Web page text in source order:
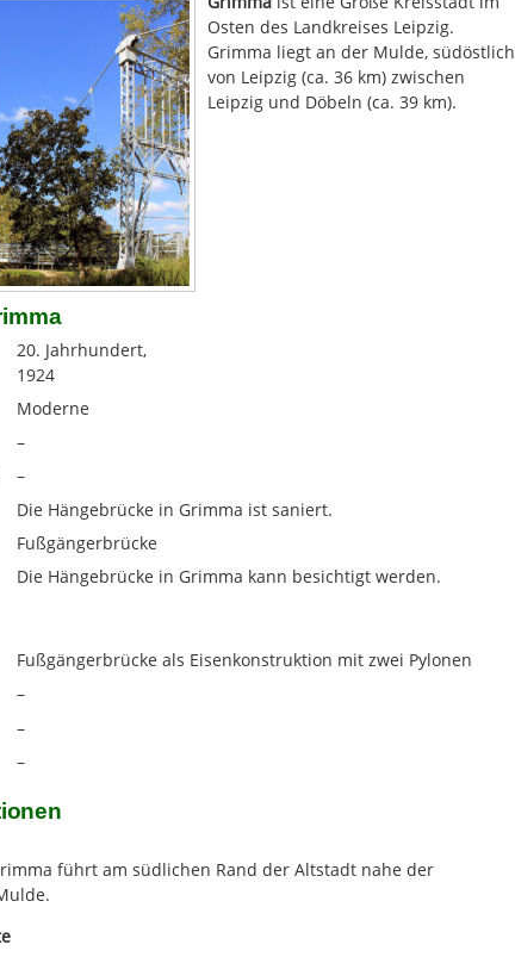
Osten des Landkreises Leipzig.
Grimma liegt an der Mulde, südöstlich
von Leipzig (ca. 36 km) zwischen
Leipzig und Döbeln (ca. 39 km).
20. Jahrhundert,
1924
Moderne
–
–
Die Hängebrücke in Grimma ist saniert.
Fußgängerbrücke
Die Hängebrücke in Grimma kann besichtigt werden.
Fußgängerbrücke als Eisenkonstruktion mit zwei Pylonen
–
–
–
führt am südlichen Rand der Altstadt nahe der